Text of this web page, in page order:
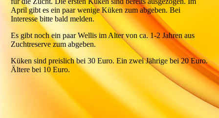
April gibt es ein paar wenige Küken zum abgeben. Bei
Interesse bitte bald melden.
Es gibt noch ein paar Wellis im Alter von ca. 1-2 Jahren aus
Zuchtreserve zum abgeben.
Küken sind preislich bei 30 Euro. Ein zwei Jährige bei 20 Euro.
Ältere bei 10 Euro.